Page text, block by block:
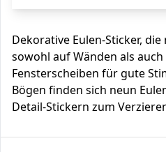
Dekorative Eulen-Sticker,
sowohl auf Wänden als
Fensterscheiben für gute
Bögen finden sich neun
Detail-Stickern zum